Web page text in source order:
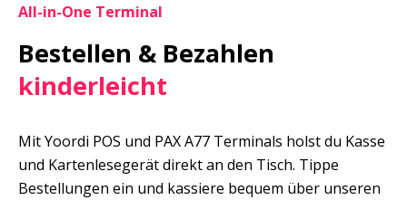
All-in-One Terminal
kinderleicht
Mit Yoordi POS und PAX A77 Terminals holst du Kasse
und Kartenlesegerät direkt an den Tisch. Tippe
Bestellungen ein und kassiere bequem über unseren